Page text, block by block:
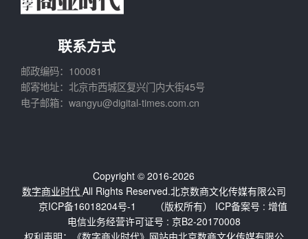
联系方式
邮政编码：100081
邮寄地址：北京市西城区复兴门内大街45号
电子邮箱：wangyu@digital-times.com.cn
Copyright © 2016-2026
数字商业时代 All Rights Reserved.北京数商文化传媒有限公司
（版权所有） ICP备案号 :
京ICP备16018204号-1
增值
电信业务经营许可证号 : 京B2-20170008